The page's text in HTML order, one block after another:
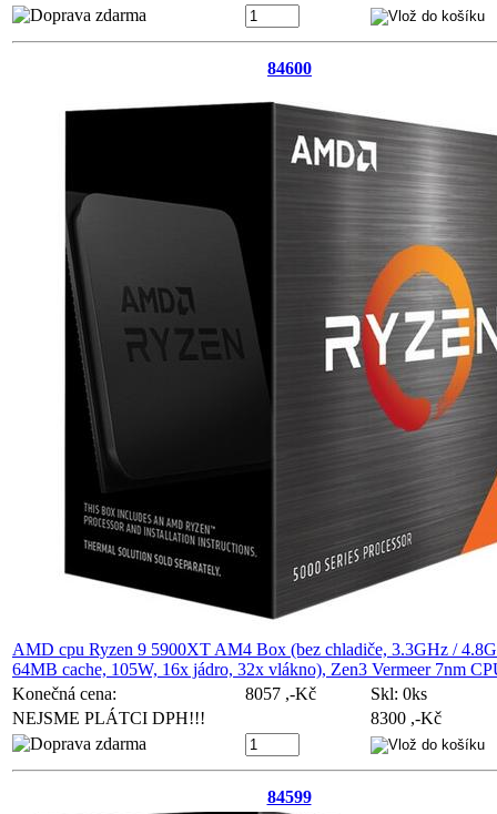
84600
AMD cpu Ryzen 9 5900XT AM4 Box (bez chladiče, 3.3GHz /
64MB cache, 105W, 16x jádro, 32x vlákno), Zen3 Vermeer 7nm
Konečná cena:
8057 ,-Kč Skl: 0ks
NEJSME PLÁTCI DPH!!!
8300 ,-Kč
84599